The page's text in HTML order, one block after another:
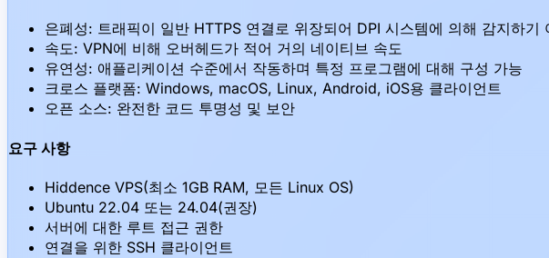
은폐성: 트래픽이 일반 HTTPS 연결로 위장되어 DPI 시스템에 의해 감지하기
속도: VPN에 비해 오버헤드가 적어 거의 네이티브 속도
유연성: 애플리케이션 수준에서 작동하며 특정 프로그램에 대해 구성 가능
크로스 플랫폼: Windows, macOS, Linux, Android, iOS용 클라이언트
오픈 소스: 완전한 코드 투명성 및 보안
요구 사항
Hiddence VPS(최소 1GB RAM, 모든 Linux OS)
Ubuntu 22.04 또는 24.04(권장)
서버에 대한 루트 접근 권한
연결을 위한 SSH 클라이언트